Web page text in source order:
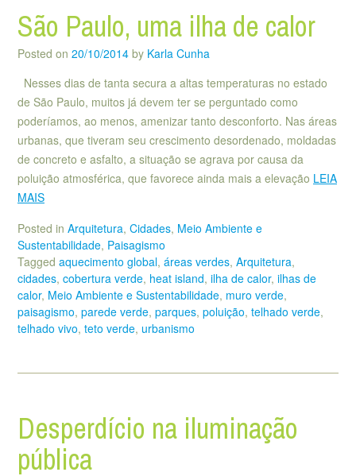
São Paulo, uma ilha de calor
Posted on 20/10/2014 by Karla Cunha
Nesses dias de tanta secura a altas temperaturas no estado
de São Paulo, muitos já devem ter se perguntado como
poderíamos, ao menos, amenizar tanto desconforto. Nas áreas
urbanas, que tiveram seu crescimento desordenado, moldadas
de concreto e asfalto, a situação se agrava por causa da
poluição atmosférica, que favorece ainda mais a elevação LEIA
MAIS
Posted in Arquitetura, Cidades, Meio Ambiente e
Sustentabilidade, Paisagismo
Tagged aquecimento global, áreas verdes, Arquitetura,
cidades, cobertura verde, heat island, ilha de calor, ilhas de
calor, Meio Ambiente e Sustentabilidade, muro verde,
paisagismo, parede verde, parques, poluição, telhado verde,
telhado vivo, teto verde, urbanismo
Desperdício na iluminação
pública